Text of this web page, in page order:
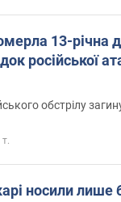
13-річна
російської
обстрілу
носили лише